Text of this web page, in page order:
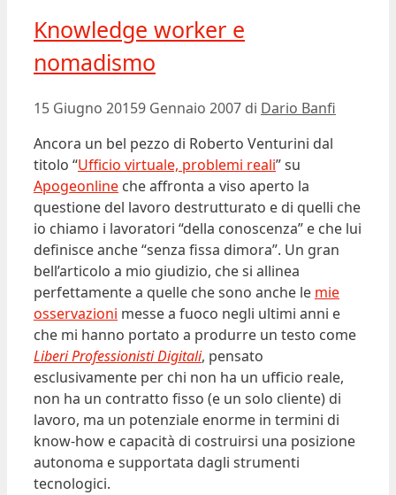
Knowledge worker e
nomadismo
15 Giugno 20159 Gennaio 2007 di Dario Banfi
Ancora un bel pezzo di Roberto Venturini dal
titolo “Ufficio virtuale, problemi reali” su
Apogeonline che affronta a viso aperto la
questione del lavoro destrutturato e di quelli che
io chiamo i lavoratori “della conoscenza” e che lui
definisce anche “senza fissa dimora”. Un gran
bell’articolo a mio giudizio, che si allinea
perfettamente a quelle che sono anche le mie
osservazioni messe a fuoco negli ultimi anni e
che mi hanno portato a produrre un testo come
Liberi Professionisti Digitali, pensato
esclusivamente per chi non ha un ufficio reale,
non ha un contratto fisso (e un solo cliente) di
lavoro, ma un potenziale enorme in termini di
know-how e capacità di costruirsi una posizione
autonoma e supportata dagli strumenti
tecnologici.